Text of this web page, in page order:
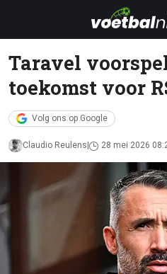
Taravel
toekomst voor
Volg ons op Google
Claudio Reulens 28 mei 2026